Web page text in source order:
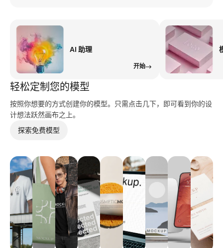
AI 助理
开始
轻松定制您的模型
按照你想要的方式创建你的模型。只需点击几下，即可看到你的设
计想法跃然画布之上。
探索免费模型